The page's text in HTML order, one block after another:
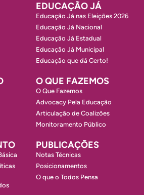
EDUCAÇÃO JÁ
Educação Já nas Eleições 2026
Educação Já Nacional
Educação Já Estadual
Educação Já Municipal
Educação que dá Certo!
O QUE FAZEMOS
O Que Fazemos
Advocacy Pela Educação
Articulação de Coalizões
Monitoramento Público
PUBLICAÇÕES
Notas Técnicas
Posicionamentos
O que o Todos Pensa